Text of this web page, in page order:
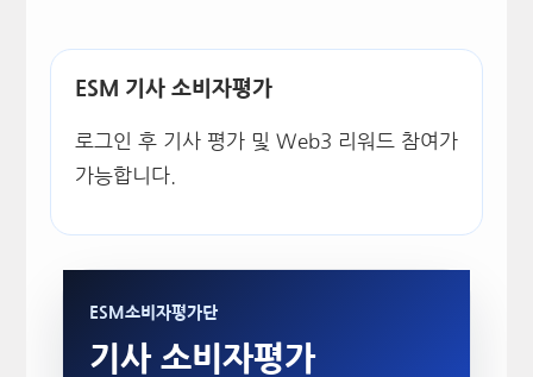
ESM 기사 소비자평가
로그인 후 기사 평가 및 Web3 리워드 참여가
가능합니다.
ESM소비자평가단
기사 소비자평가